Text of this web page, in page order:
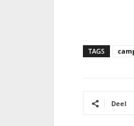
TAGS
Deel